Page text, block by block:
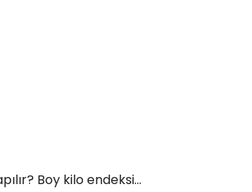
Boy kilo endeksi...